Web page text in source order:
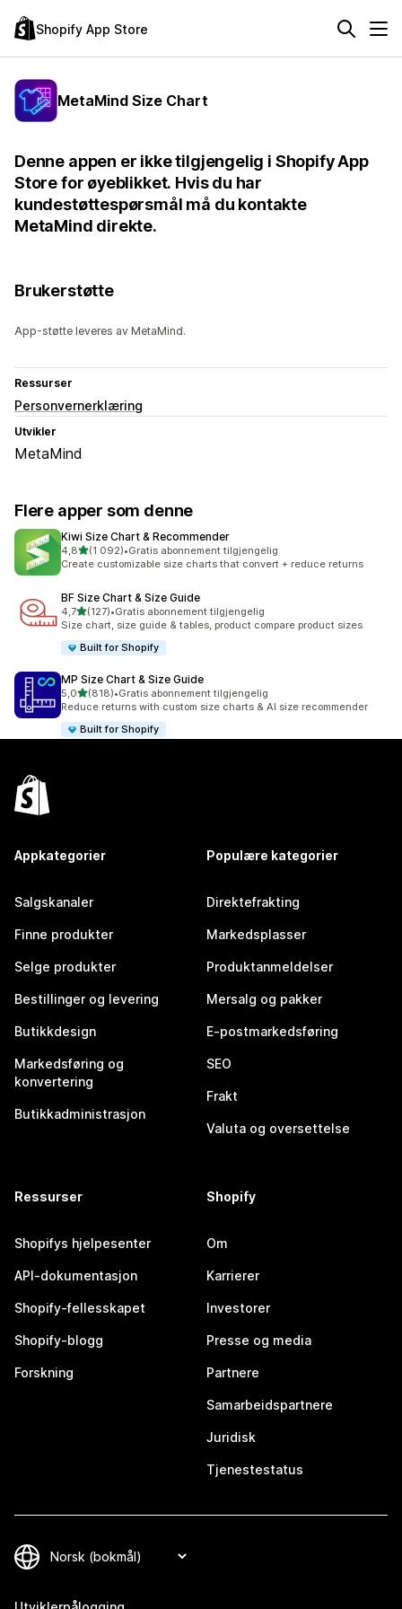
Shopify App Store
MetaMind Size Chart
Denne appen er ikke tilgjengelig i Shopify App
Store for øyeblikket. Hvis du har
kundestøttespørsmål må du kontakte
MetaMind direkte.
Brukerstøtte
App-støtte leveres av MetaMind.
Ressurser
Personvernerklæring
Utvikler
MetaMind
Flere apper som denne
Kiwi Size Chart & Recommender
4,8av 5 stjerner
(1 092)
Totalt 1092 omtaler
•Gratis abonnement tilgjengelig
Create customizable size charts that convert + reduce returns
BF Size Chart & Size Guide
4,7av 5 stjerner
(127)
Totalt 127 omtaler
•Gratis abonnement tilgjengelig
Size chart, size guide & tables, product compare product sizes
Built for Shopify
MP Size Chart & Size Guide
5,0av 5 stjerner
(818)
Totalt 818 omtaler
•Gratis abonnement tilgjengelig
Reduce returns with custom size charts & AI size recommender
Built for Shopify
Appkategorier
Salgskanaler
Finne produkter
Selge produkter
Bestillinger og levering
Butikkdesign
Markedsføring og
konvertering
Butikkadministrasjon
Populære kategorier
Direktefrakting
Markedsplasser
Produktanmeldelser
Mersalg og pakker
E-postmarkedsføring
SEO
Frakt
Valuta og oversettelse
Ressurser
Shopifys hjelpesenter
API-dokumentasjon
Shopify-fellesskapet
Shopify-blogg
Forskning
Shopify
Om
Karrierer
Investorer
Presse og media
Partnere
Samarbeidspartnere
Juridisk
Tjenestestatus